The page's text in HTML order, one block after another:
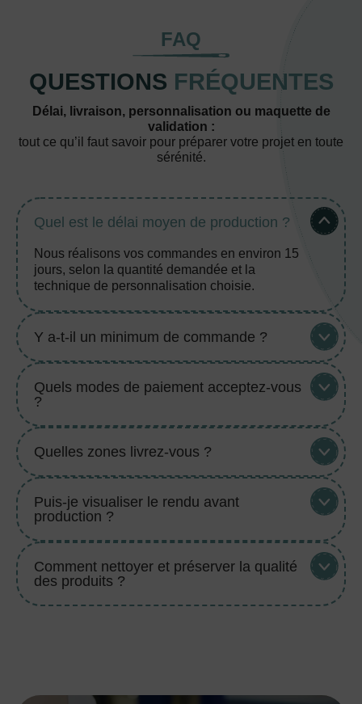
FAQ
QUESTIONS FRÉQUENTES
Délai, livraison, personnalisation ou maquette de
validation :
tout ce qu’il faut savoir pour préparer votre projet en toute
sérénité.
Quel est le délai moyen de production ?
Nous réalisons vos commandes en environ 15
jours, selon la quantité demandée et la
technique de personnalisation choisie.
Y a-t-il un minimum de commande ?
Quels modes de paiement acceptez-vous
?
Quelles zones livrez-vous ?
Puis-je visualiser le rendu avant
production ?
Comment nettoyer et préserver la qualité
des produits ?